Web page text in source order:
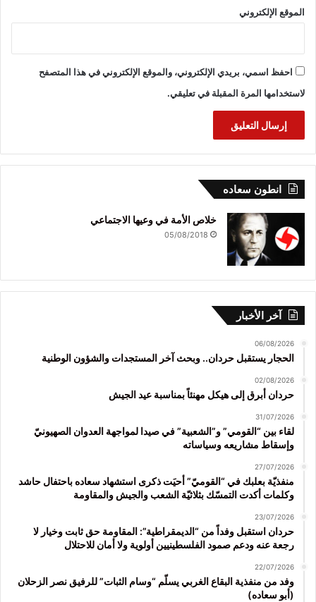
الموقع الإلكتروني
احفظ اسمي، بريدي الإلكتروني، والموقع الإلكتروني في هذا المتصفح
لاستخدامها المرة المقبلة في تعليقي.
انطون سعاده
خلاص الأمة في وعيها الاجتماعي
05/08/2018
آخر الأخبار
06/08/2026
الحجار يستقبل حردان.. وبحث آخر المستجدات والشؤون الوطنية
02/08/2026
حردان أبرق إلى هيكل مهنئاً بمناسبة عيد الجيش
31/07/2026
لقاء بين “القومي” و”الشعبية” في صيدا لمواجهة العدوان الصهيونيّ
وإسقاط مشاريعه وسياساته
27/07/2026
منفذيّة بعلبك في “القوميّ” أحيَت ذكرى استشهاد سعاده باحتفال حاشد
وكلمات أكدت التمسّك بثلاثيّة الشعب والجيش والمقاومة
23/07/2026
حردان استقبل وفداً من “الديمقراطية”: المقاومة حق ثابت وخيار لا
رجعة عنه ودعم صمود الفلسطينيين أولوية ولا أمان للاحتلال
22/07/2026
وفد من منفذية البقاع الغربي يسلّم “وسام الثبات” للرفيق نصر الزحلان
(أبو سعاده)